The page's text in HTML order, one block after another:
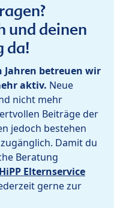
und deinen
da!
Jahren betreuen wir
aktiv. Neue
nicht mehr
Beiträge der
jedoch bestehen
Damit du
Beratung
HiPP Elternservice
gerne zur